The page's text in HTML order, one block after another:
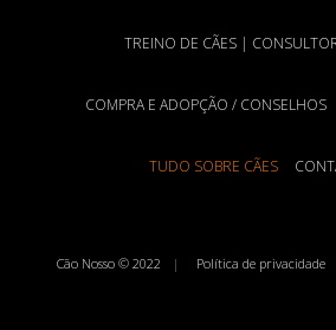
TREINO DE CÃES |
COMPRA E ADOPÇÃO / CONSELHOS
TUDO SOBRE CÃES
Cão Nosso © 2022 Política de privacidade